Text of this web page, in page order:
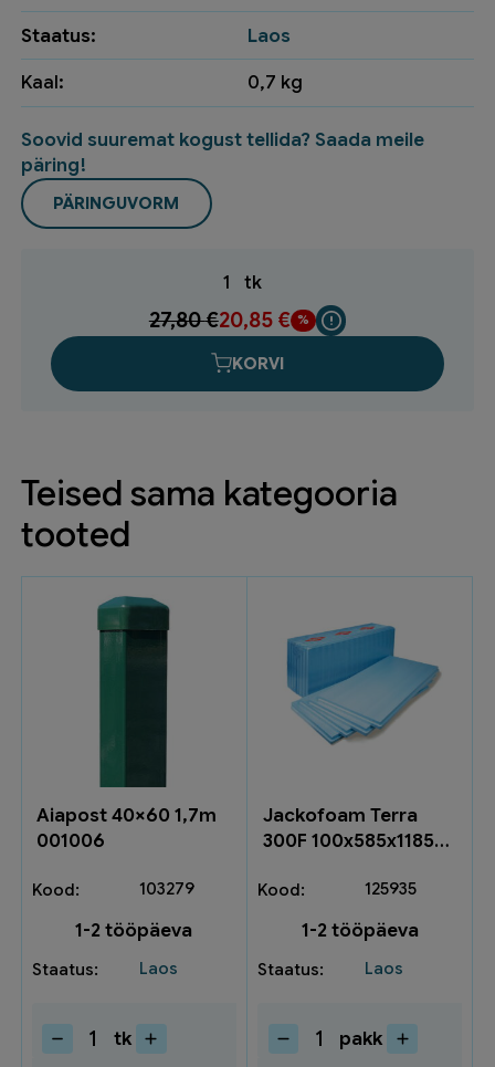
Staatus: Laos
Kaal: 0,7 kg
Soovid suuremat kogust tellida? Saada meile
päring!
PÄRINGUVORM
1 tk
27,80€20,85 €
KORVI
Teised sama kategooria
tooted
Aiapost 40×60 1,7m
001006
103279
1-2 tööpäeva
Laos
Aiapost tk
Jackofoam Terra
300F 100x585x1185
125935
1-2 tööpäeva
Laos
Jackofoam
pakk